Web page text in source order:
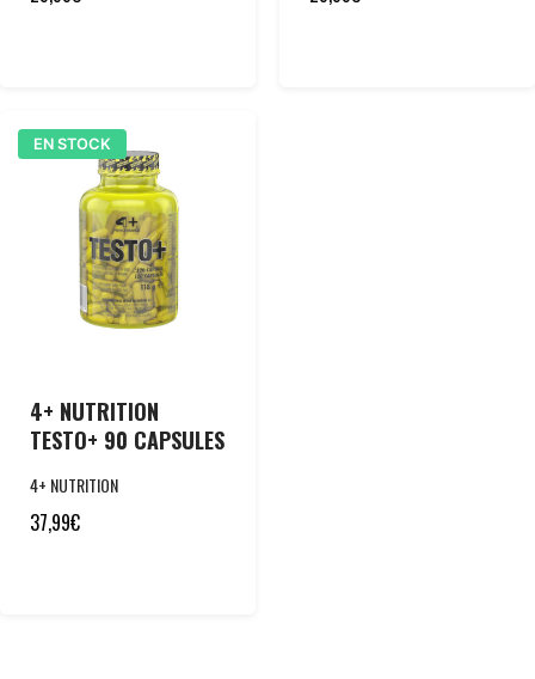
EN STOCK
4+ NUTRITION
TESTO+ 90 CAPSULES
4+ NUTRITION
37,99€